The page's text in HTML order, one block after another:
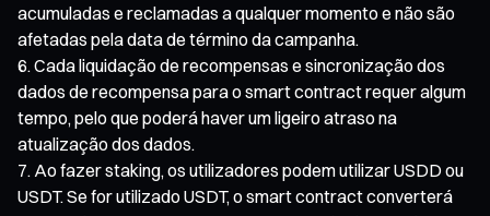
acumuladas e reclamadas a qualquer momento e não são
afetadas pela data de término da campanha.
Cada liquidação de recompensas e sincronização dos
dados de recompensa para o smart contract requer algum
tempo, pelo que poderá haver um ligeiro atraso na
atualização dos dados.
Ao fazer staking, os utilizadores podem utilizar USDD ou
USDT. Se for utilizado USDT, o smart contract converterá